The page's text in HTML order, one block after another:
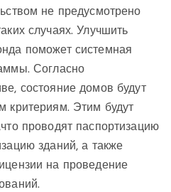
не предусмотрено
случаях. Улучшить
поможет системная
Согласно
состояние домов будут
критериям. Этим будут
проводят паспортизацию
зданий, а также
на проведение